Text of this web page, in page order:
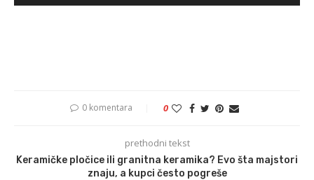
0 komentara 0
prethodni tekst
Keramičke pločice ili granitna keramika? Evo šta majstori
znaju, a kupci često pogreše